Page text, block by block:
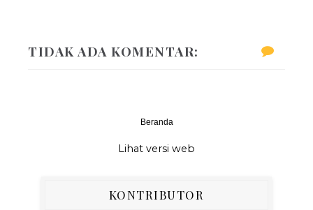
TIDAK ADA KOMENTAR:
Beranda
Lihat versi web
KONTRIBUTOR